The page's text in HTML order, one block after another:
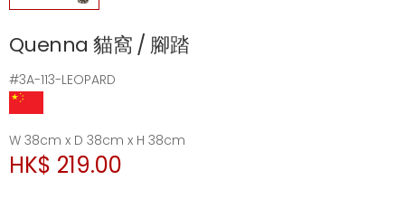
Quenna 貓窩 / 腳踏
#3A-113-LEOPARD
W 38cm x D 38cm x H 38cm
HK$ 219.00